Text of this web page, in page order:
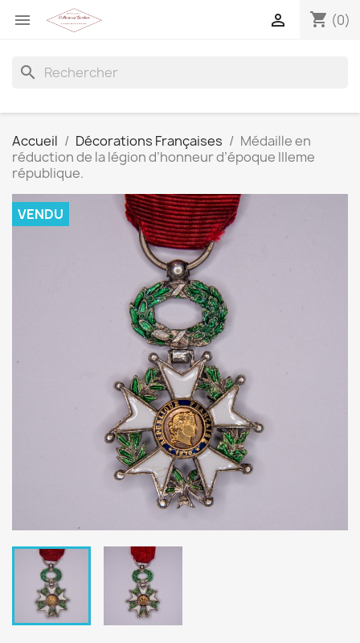
 shopping_cart (0)

search
Accueil Décorations Françaises
Médaille en
réduction de la légion d’honneur d’époque IIIeme
république.
VENDU